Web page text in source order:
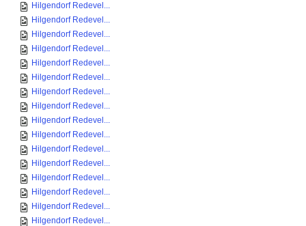
Hilgendorf Redevel...
Hilgendorf Redevel...
Hilgendorf Redevel...
Hilgendorf Redevel...
Hilgendorf Redevel...
Hilgendorf Redevel...
Hilgendorf Redevel...
Hilgendorf Redevel...
Hilgendorf Redevel...
Hilgendorf Redevel...
Hilgendorf Redevel...
Hilgendorf Redevel...
Hilgendorf Redevel...
Hilgendorf Redevel...
Hilgendorf Redevel...
Hilgendorf Redevel...